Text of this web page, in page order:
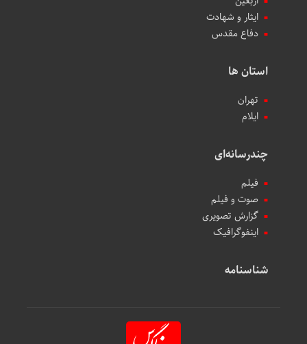
ایثار و شهادت
دفاع مقدس
استان ها
تهران
ایلام
چندرسانه‌ای
فیلم
صوت و فیلم
گزارش تصویری
اینفوگرافیک
شناسنامه